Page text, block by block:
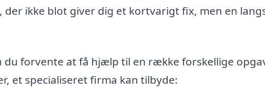
der ikke blot giver dig et kortvarigt fix, men en
du forvente at få hjælp til en række forskellige
et specialiseret firma kan tilbyde: